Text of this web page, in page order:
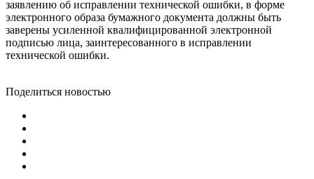
заявлению об исправлении технической ошибки, в форме
электронного образа бумажного документа должны быть
заверены усиленной квалифицированной электронной
подписью лица, заинтересованного в исправлении
технической ошибки.
Поделиться новостью